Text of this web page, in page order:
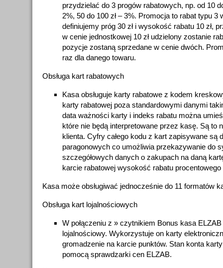
przydzielać do 3 progów rabatowych, np. od 10
2%, 50 do 100 zł – 3%. Promocja to rabat typu 3
definiujemy próg 30 zł i wysokość rabatu 10 zł,
w cenie jednostkowej 10 zł udzielony zostanie
pozycje zostaną sprzedane w cenie dwóch.
raz dla danego towaru.
Obsługa kart rabatowych
Kasa obsługuje karty rabatowe z kodem
karty rabatowej poza standardowymi danymi
data ważności karty i indeks rabatu można
które nie będą interpretowane przez kasę. Są to
klienta. Cyfry całego kodu z kart zapisywane są
paragonowych co umożliwia przekazywanie do
szczegółowych danych o zakupach na daną
karcie rabatowej wysokość rabatu procentowego
Kasa może obsługiwać jednocześnie do 11 formatów
Obsługa kart lojalnościowych
W połączeniu z » czytnikiem Bonus kasa
lojalnościowy. Wykorzystuje on karty
gromadzenie na karcie punktów. Stan konta
pomocą sprawdzarki cen ELZAB.